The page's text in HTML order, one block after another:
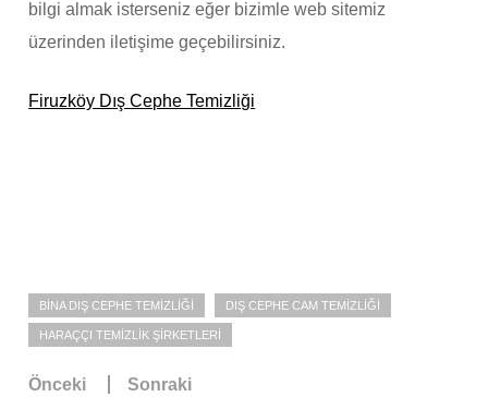
bilgi almak isterseniz eğer bizimle web sitemiz
üzerinden iletişime geçebilirsiniz.
Firuzköy Dış Cephe Temizliği
BINA DIŞ CEPHE TEMIZLIĞI DIŞ CEPHE CAM TEMIZLIĞI
HARAÇÇI TEMIZLIK ŞIRKETLERI
Önceki Sonraki